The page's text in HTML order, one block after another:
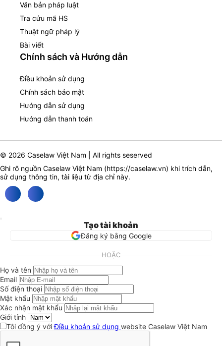
Văn bản pháp luật
Tra cứu mã HS
Thuật ngữ pháp lý
Bài viết
Chính sách và Hướng dẫn
Điều khoản sử dụng
Chính sách bảo mật
Hướng dẫn sử dụng
Hướng dẫn thanh toán
© 2026 Caselaw Việt Nam | All rights seserved
Ghi rõ nguồn Caselaw Việt Nam (https://caselaw.vn) khi trích dẫn,
sử dụng thông tin, tài liệu từ địa chỉ này.
Tạo tài khoản
Đăng ký bằng Google
HOẶC
Họ và tên
Email
Số điện thoại
Mật khẩu
Xác nhận mật khẩu
Giới tính
Tôi đồng ý vớiĐiều khoản sử dụng website Caselaw Việt Nam